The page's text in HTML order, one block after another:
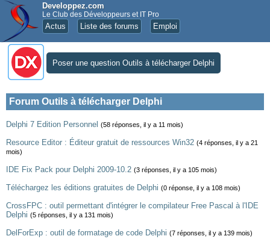
Developpez.com
Le Club des Développeurs et IT Pro
Actus Liste des forums Emploi
Poser une question Outils à télécharger Delphi
Forum Outils à télécharger Delphi
Delphi 7 Edition Personnel (58 réponses, il y a 11 mois)
Resource Editor : Éditeur gratuit de ressources Win32 (4 réponses, il y a 21
mois)
IDE Fix Pack pour Delphi 2009-10.2 (3 réponses, il y a 105 mois)
Téléchargez les éditions gratuites de Delphi (0 réponse, il y a 108 mois)
CrossFPC : outil permettant d'intégrer le compilateur Free Pascal à l'IDE
Delphi (5 réponses, il y a 131 mois)
DelForExp : outil de formatage de code Delphi (7 réponses, il y a 139 mois)